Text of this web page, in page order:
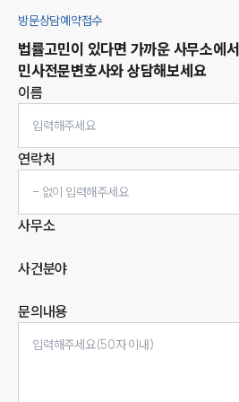
방문상담예약접수
법률고민이 있다면 가까운 사무소에서
민사전문변호사와 상담해보세요
이름
연락처
사무소
사건분야
문의내용